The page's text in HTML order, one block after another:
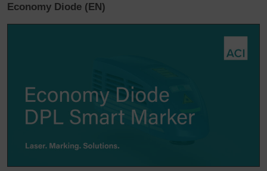
Economy Diode (EN)